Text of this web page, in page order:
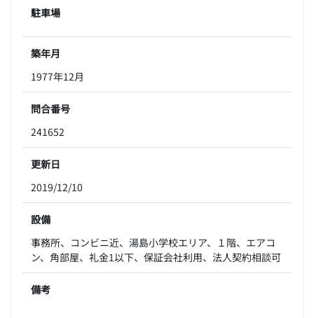
駐車場
築年月
1977年12月
問合番号
241652
更新日
2019/12/10
設備
事務所、コンビニ近、湯島小学校エリア、１階、エアコ
ン、角部屋、礼金1以下、保証会社利用、法人契約相談可
備考